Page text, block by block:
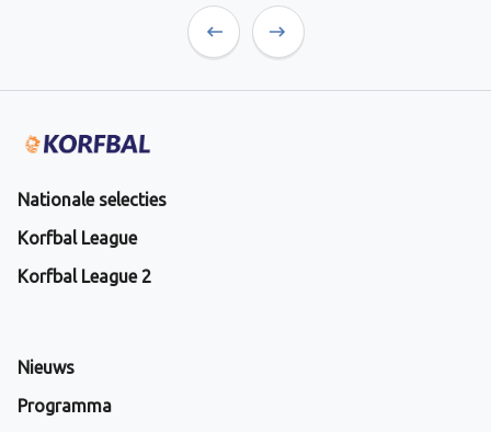
Nationale selecties
Korfbal League
Korfbal League 2
Nieuws
Programma